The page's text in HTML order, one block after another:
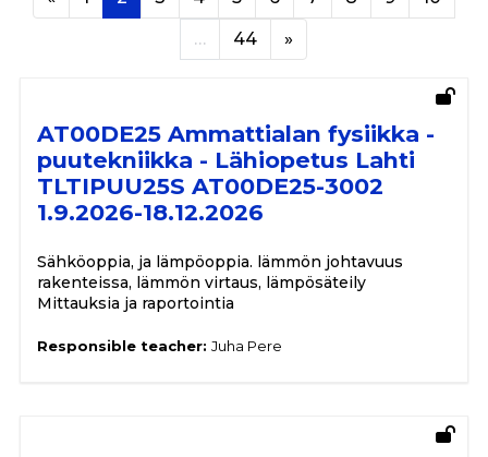
… 44Page 44
»
AT00DE25 Ammattialan fysiikka -
puutekniikka - Lähiopetus Lahti
TLTIPUU25S AT00DE25-3002
1.9.2026-18.12.2026
Sähköoppia, ja lämpöoppia. lämmön johtavuus
rakenteissa, lämmön virtaus, lämpösäteily
Mittauksia ja raportointia
Responsible teacher: Juha Pere